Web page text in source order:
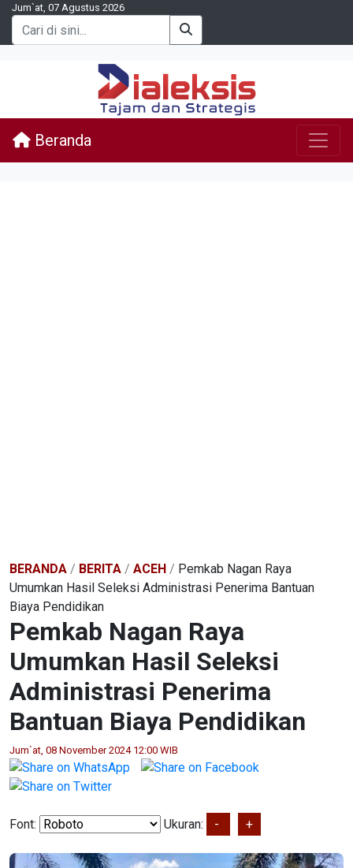
Jum`at, 07 Agustus 2026
Beranda
BERANDA / BERITA / ACEH / Pemkab Nagan Raya
Umumkan Hasil Seleksi Administrasi Penerima Bantuan
Biaya Pendidikan
Pemkab Nagan Raya
Umumkan Hasil Seleksi
Administrasi Penerima
Bantuan Biaya Pendidikan
Jum`at, 08 November 2024 12:00 WIB
Font: Ukuran: - +